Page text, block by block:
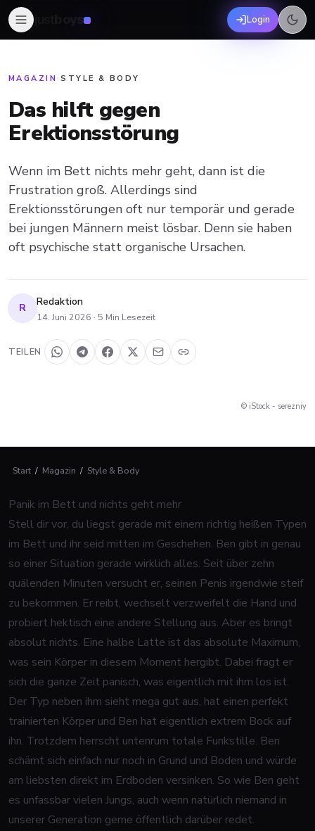
boys Login
MAGAZIN ·STYLE & BODY
Das hilft gegen
Erektionsstörung
Wenn im Bett nichts mehr geht, dann ist die
Frustration groß. Allerdings sind
Erektionsstörungen oft nur temporär und gerade
bei jungen Männern meist lösbar. Denn sie haben
oft psychische statt organische Ursachen.
R Redaktion
14. Juni 2026 · 5 Min Lesezeit
TEILEN
© iStock - serezniy
Start / Magazin / Style & Body
Panik im Bett und nichts geht mehr
Stell dir vor, du liegst gerade mit einem richtig heißen Typen
im Bett und ihr seid mitten im Geschehen. Ben gibt in genau
so einer Situation gerade wirklich alles. Seit über zehn
quälenden Minuten versucht er, seinen Penis irgendwie steif
zu bekommen. Er reibt, wechselt verzweifelt die Hand und
probiert hektisch eine andere Stellung aus. Aber es bringt
absolut nichts. Eine halbe Latte ist das absolute Maximum,
was sein Körper in diesem Moment hergibt. Dabei fragt er
sich die ganze Zeit panisch, was eigentlich mit ihm los ist.
Der Typ neben ihm sieht mega gut aus, hat einen perfekt
trainierten Körper und Ben hat eigentlich extrem Bock auf
ihn. Trotzdem herrscht untenrum totale Funkstille. Ben
schämt sich einfach nur noch in Grund und Boden und würde
am liebsten direkt im Erdboden versinken. So wie Ben geht
es unfassbar vielen Jungs, auch wenn natürlich niemand in
unserer Generation gerne öffentlich darüber redet.